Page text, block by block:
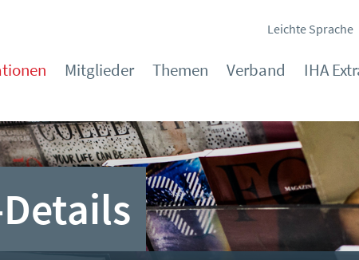
Leichte Sprache
Mitglieder Themen Verband IHA